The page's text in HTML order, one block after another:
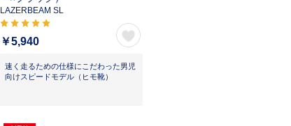
LAZERBEAM SL
￥5,940
速く走るための仕様にこだわった男児
向けスピードモデル（ヒモ靴）